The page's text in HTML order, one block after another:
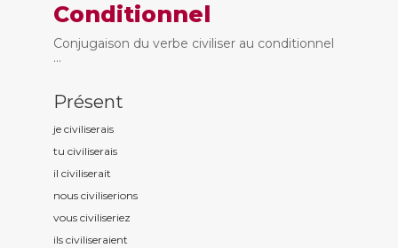
Conditionnel
Conjugaison du verbe civiliser au conditionnel
...
Présent
je civiliserais
tu civiliserais
il civiliserait
nous civiliserions
vous civiliseriez
ils civiliseraient